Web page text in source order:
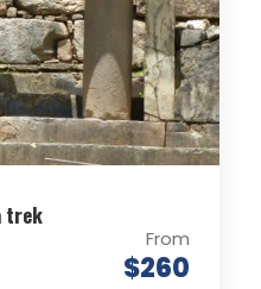
trek
From
$260